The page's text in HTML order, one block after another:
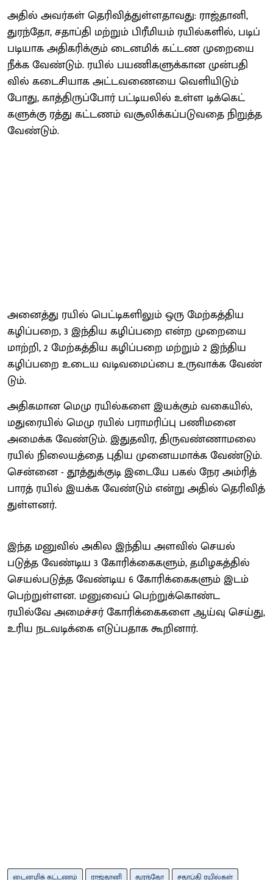
அதில் அவர்​கள் தெரி​வித்​துள்​ள​தாவது: ராஜ்​தானி,
துரந்​தோ, சதாப்தி மற்​றும் பிரீமி​யம் ரயில்​களில், படிப்​
படி​யாக அதி​கரிக்​கும் டைனமிக் கட்டண முறையை
நீக்க வேண்​டும். ரயில் பயணி​களுக்​கான முன்​ப​தி​
வில் கடைசி​யாக அட்​ட​வணையை வெளி​யிடும்​
போது, காத்​திருப்​போர் பட்​டியலில் உள்ள டிக்​கெட்​
களுக்கு ரத்து கட்​ட​ணம் வசூலிக்​கப்​படு​வதை நிறுத்த
வேண்​டும்.
அனைத்து ரயில் பெட்​டிகளி​லும் ஒரு மேற்​கத்​திய
கழிப்​பறை, 3 இந்​திய கழிப்​பறை என்ற முறையை
மாற்​றி, 2 மேற்​கத்​திய கழிப்​பறை மற்​றும் 2 இந்​திய
கழிப்​பறை உடைய வடிவ​மைப்பை உரு​வாக்க வேண்​
டும்.
அதி​க​மான மெமு ரயில்​களை இயக்​கும் வகை​யில்,
மதுரை​யில் மெமு ரயில் பராமரிப்பு பணிமனை
அமைக்க வேண்​டும். இதுத​விர, திரு​வண்​ணா​மலை
ரயில் நிலை​யத்தை புதிய முனைய​மாக்க வேண்​டும்.
சென்னை - தூத்​துக்​குடி இடையே பகல் நேர அம்​ரித்
பாரத் ரயில் இயக்க வேண்​டும் என்று அதில் தெரி​வித்​
துள்​ளனர்.
இந்த மனு​வில் அகில இந்​திய அளவில் செயல்​
படுத்த வேண்​டிய 3 கோரிக்​கைகளும், தமிழகத்​தில்
செயல்​படுத்த வேண்​டிய 6 கோரிக்​கைகளும் இடம்​
பெற்​றுள்​ளன. மனுவைப் பெற்​றுக்​கொண்ட
ரயில்வே அமைச்​சர் கோரிக்​கைகளை ஆய்வு செய்​து,
உரிய நடவடிக்​கை எடுப்​ப​தாக கூறினார்.
டைனமிக் கட்டணம் ராஜ்தானி துரந்தோ சதாப்தி ரயில்கள்